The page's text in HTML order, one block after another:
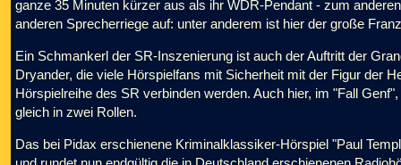
ganze 35 Minuten kürzer aus als ihr WDR-Pendant - zum
anderen Sprecherriege auf: unter anderem ist hier der große
Ein Schmankerl der SR-Inszenierung ist auch der Auftritt der
Dryander, die viele Hörspielfans mit Sicherheit mit der Figur der
Hörspielreihe des SR verbinden werden. Auch hier, im "Fall
gleich in zwei Rollen.
Das bei Pidax erschienene Kriminalklassiker-Hörspiel "Paul